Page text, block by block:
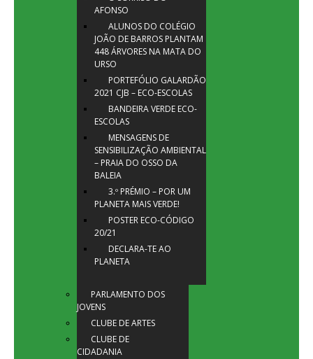
AFONSO
ALUNOS DO COLÉGIO
JOÃO DE BARROS PLANTAM
448 ÁRVORES NA MATA DO
URSO
PORTEFÓLIO GALARDÃO
2021 CJB – ECO-ESCOLAS
BANDEIRA VERDE ECO-
ESCOLAS
MENSAGENS DE
SENSIBILIZAÇÃO AMBIENTAL
– PRAIA DO OSSO DA
BALEIA
3.º PRÉMIO – POR UM
PLANETA MAIS VERDE!
POSTER ECO-CÓDIGO
20/21
DECLARA-TE AO
PLANETA
PARLAMENTO DOS
JOVENS
CLUBE DE ARTES
CLUBE DE
CIDADANIA